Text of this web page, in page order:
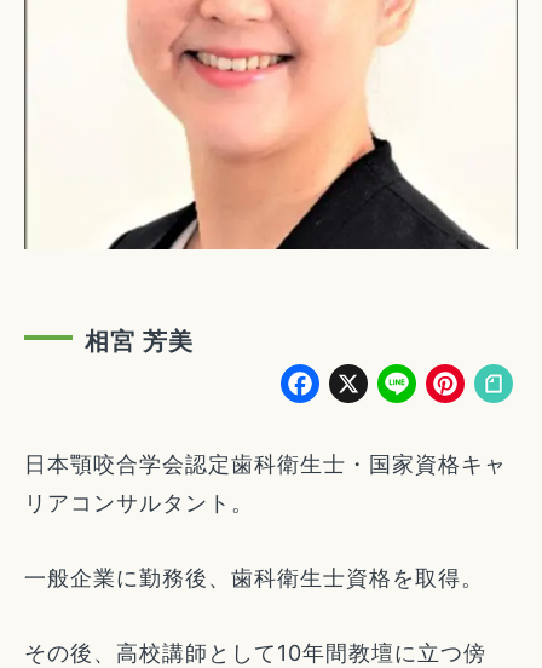
相宮 芳美
Facebook
X Line
日本顎咬合学会認定歯科衛生士・国家資格キャ
リアコンサルタント。
一般企業に勤務後、歯科衛生士資格を取得。
その後、高校講師として10年間教壇に立つ傍